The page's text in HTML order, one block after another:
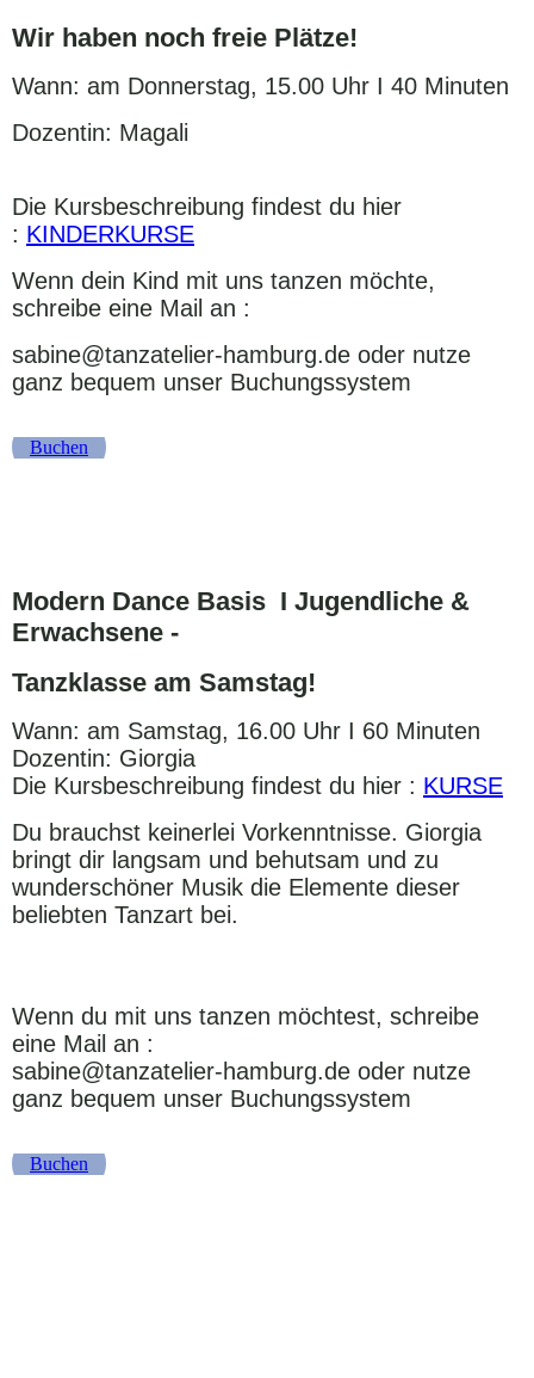
Wir haben noch freie Plätze!
Wann: am Donnerstag, 15.00 Uhr I 40 Minuten
Dozentin: Magali
Die Kursbeschreibung findest du hier
: KINDERKURSE
Wenn dein Kind mit uns tanzen möchte,
schreibe eine Mail an :
sabine@tanzatelier-hamburg.de oder nutze
ganz bequem unser Buchungssystem
Buchen
Modern Dance Basis I Jugendliche &
Erwachsene -
Tanzklasse am Samstag!
Wann: am Samstag, 16.00 Uhr I 60 Minuten
Dozentin: Giorgia
Die Kursbeschreibung findest du hier : KURSE
Du brauchst keinerlei Vorkenntnisse. Giorgia
bringt dir langsam und behutsam und zu
wunderschöner Musik die Elemente dieser
beliebten Tanzart bei.
Wenn du mit uns tanzen möchtest, schreibe
eine Mail an :
sabine@tanzatelier-hamburg.de oder nutze
ganz bequem unser Buchungssystem
Buchen